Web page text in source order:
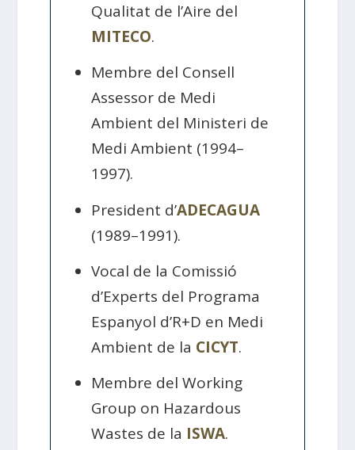
Qualitat de l’Aire del
MITECO.
Membre del Consell
Assessor de Medi
Ambient del Ministeri de
Medi Ambient (1994–
1997).
President d’ADECAGUA
(1989–1991).
Vocal de la Comissió
d’Experts del Programa
Espanyol d’R+D en Medi
Ambient de la CICYT.
Membre del Working
Group on Hazardous
Wastes de la ISWA.